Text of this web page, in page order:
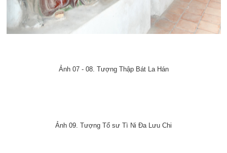
Ảnh 07 - 08. Tượng Thập Bát La Hán
Ảnh 09. Tượng Tổ sư Tì Ni Đa Lưu Chi